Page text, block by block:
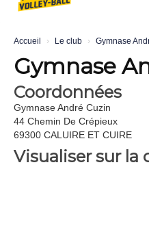
Accueil Le club Gymnase
Gymnase
Coordonnées
Gymnase André Cuzin
44 Chemin De Crépieux
69300 CALUIRE ET CUIRE
Visualiser sur la